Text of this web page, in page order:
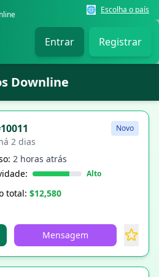
🌐 Escolha o país
Entrar Registrar
Downline
Novo
2 dias
2 horas atrás
Alto
total: $12,580
Mensagem